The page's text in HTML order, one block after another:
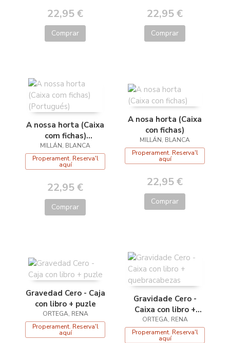
22,95 €
Comprar
22,95 €
Comprar
A nossa horta (Caixa
com fichas)
(Portugués)
MILLÁN, BLANCA
Properament. Reserva'l
aquí
22,95 €
Comprar
A nosa horta (Caixa
con fichas)
MILLÁN, BLANCA
Properament. Reserva'l
aquí
22,95 €
Comprar
Gravedad Cero - Caja
con libro + puzle
ORTEGA, RENA
Properament. Reserva'l
aquí
Gravidade Cero -
Caixa con libro +
quebracabezas
ORTEGA, RENA
Properament. Reserva'l
aquí